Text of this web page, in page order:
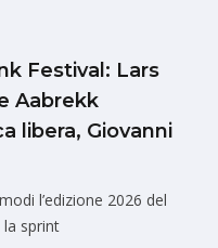
Festival: Lars
Aabrekk
libera, Giovanni
l’edizione 2026 del
la sprint